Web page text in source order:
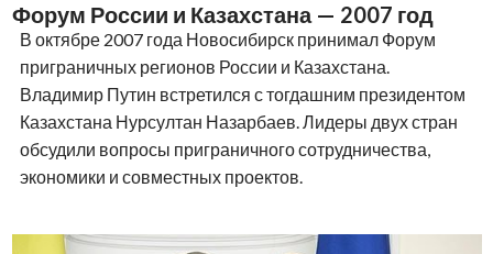
Форум России и Казахстана — 2007 год
В октябре 2007 года Новосибирск принимал Форум
приграничных регионов России и Казахстана.
Владимир Путин встретился с тогдашним президентом
Казахстана Нурсултан Назарбаев. Лидеры двух стран
обсудили вопросы приграничного сотрудничества,
экономики и совместных проектов.